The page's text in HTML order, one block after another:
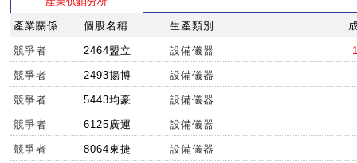
產業關係 個股名稱 生產類別
競爭者 2464盟立 設備儀器
競爭者 2493揚博 設備儀器
競爭者 5443均豪 設備儀器
競爭者 6125廣運 設備儀器
競爭者 8064東捷 設備儀器